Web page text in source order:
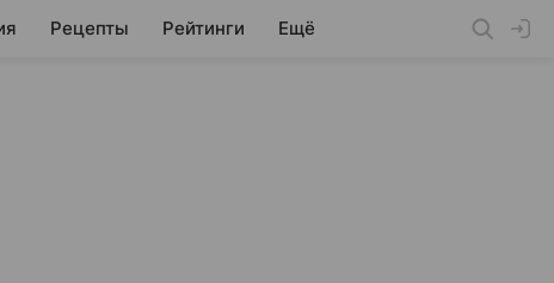
Рецепты Рейтинги Ещё